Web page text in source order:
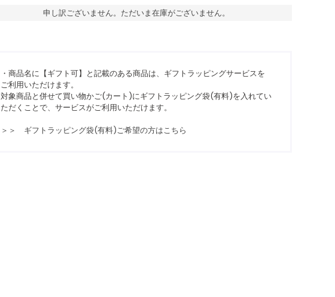
申し訳ございません。ただいま在庫がございません。
・商品名に【ギフト可】と記載のある商品は、ギフトラッピングサービスを
ご利用いただけます。
対象商品と併せて買い物かご(カート)にギフトラッピング袋(有料)を入れてい
ただくことで、サービスがご利用いただけます。
＞＞ ギフトラッピング袋(有料)ご希望の方はこちら